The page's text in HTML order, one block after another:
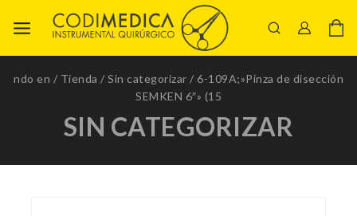
ndo en / Tienda / Sin categorizar / 6-109A;»Pinza de disección
SEMKEN 6″» (15
SIN CATEGORIZAR